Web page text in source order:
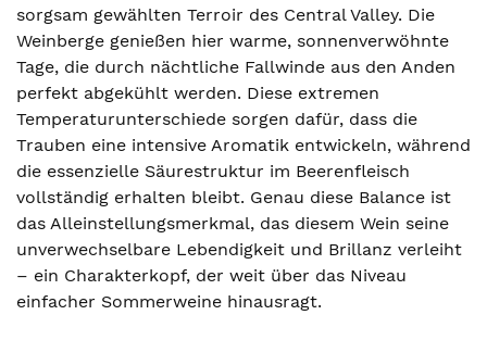
sorgsam gewählten Terroir des Central Valley. Die
Weinberge genießen hier warme, sonnenverwöhnte
Tage, die durch nächtliche Fallwinde aus den Anden
perfekt abgekühlt werden. Diese extremen
Temperaturunterschiede sorgen dafür, dass die
Trauben eine intensive Aromatik entwickeln, während
die essenzielle Säurestruktur im Beerenfleisch
vollständig erhalten bleibt. Genau diese Balance ist
das Alleinstellungsmerkmal, das diesem Wein seine
unverwechselbare Lebendigkeit und Brillanz verleiht
– ein Charakterkopf, der weit über das Niveau
einfacher Sommerweine hinausragt.